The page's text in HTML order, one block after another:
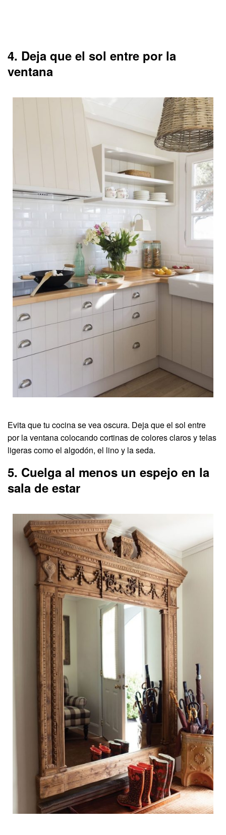
4. Deja que el sol entre por la
ventana
Evita que tu cocina se vea oscura. Deja que el sol entre
por la ventana colocando cortinas de colores claros y telas
ligeras como el algodón, el lino y la seda.
5. Cuelga al menos un espejo en la
sala de estar